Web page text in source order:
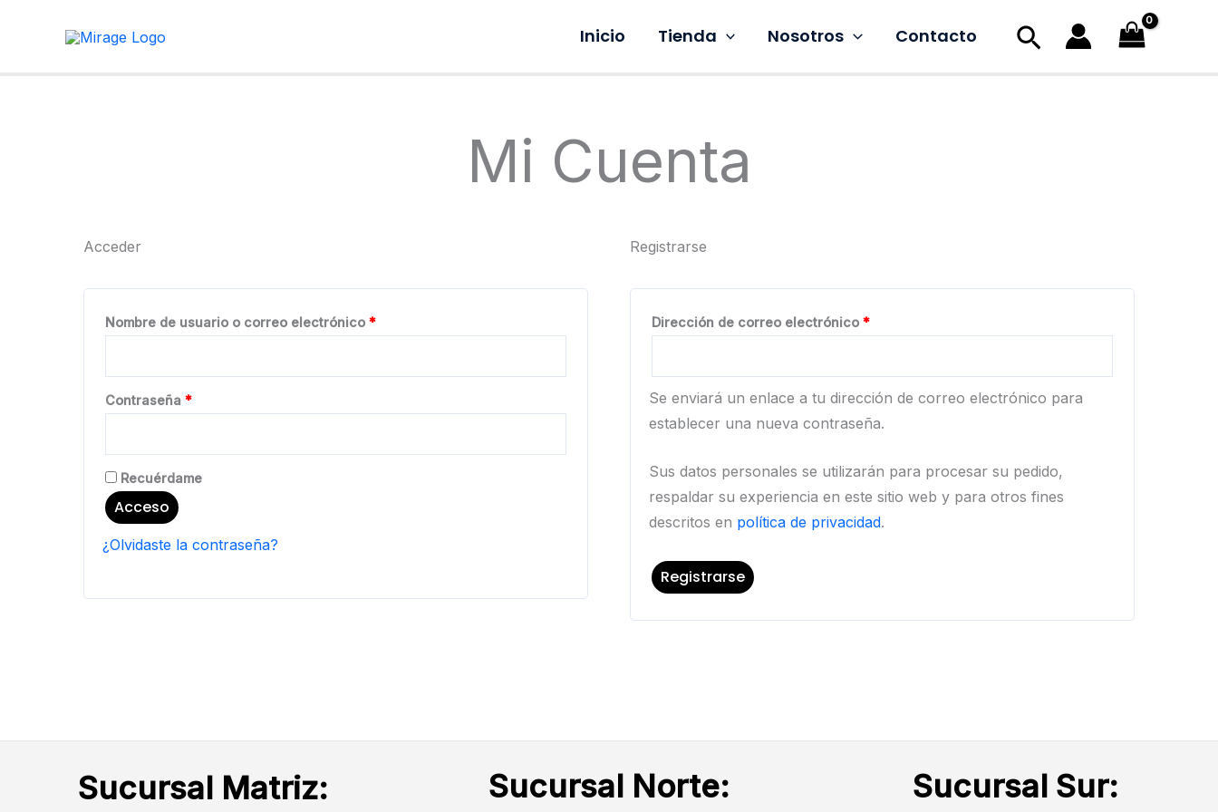
Inicio Tienda Nosotros Contacto Buscar
Mi Cuenta
Acceder
Nombre de usuario o correo electrónico *Obligatorio
Contraseña *Obligatorio
Recuérdame
Acceso
¿Olvidaste la contraseña?
Registrarse
Dirección de correo electrónico*Obligatorio
Se enviará un enlace a tu dirección de correo electrónico para
establecer una nueva contraseña.
Sus datos personales se utilizarán para procesar su pedido,
respaldar su experiencia en este sitio web y para otros fines
descritos en política de privacidad.
Registrarse
Sucursal Matriz: Sucursal Norte: Sucursal Sur: